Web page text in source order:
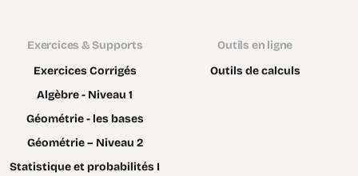
Exercices & Supports
Exercices Corrigés
Algèbre - Niveau 1
Géométrie - les bases
Géométrie – Niveau 2
Statistique et probabilités I
Outils en ligne
Outils de calculs